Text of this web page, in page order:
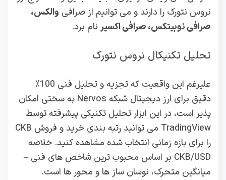
نروس نتورک را دارند و می توانیم از صرافی والکس،
صرافی نوبیتکس، صرافی اکسیر نام برد.
تحلیل تکنیکال نروس نتورک
علیرغم این واقعیت که تجزیه و تحلیل فنی 100٪
دقیق برای ارز دیجیتال شبکه Nervos به سختی امکان
پذیر است، در این ابزار تحلیل تکنیکی پیشرفته توسط
TradingView می توانید رتبه بندی خرید و فروش CKB
را برای بازه زمانی انتخاب شده مشاهده کنید. خلاصه
CKB/USD بر اساس محبوب ترین شاخص های فنی –
میانگین متحرک، نوسان ساز ها و محور ها است.